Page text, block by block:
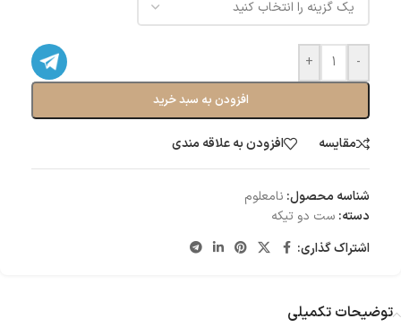
-
+
افزودن به سبد خرید
مقایسه افزودن به علاقه مندی
شناسه محصول: نامعلوم
دسته: ست دو تیکه
اشتراک گذاری:
توضیحات تکمیلی